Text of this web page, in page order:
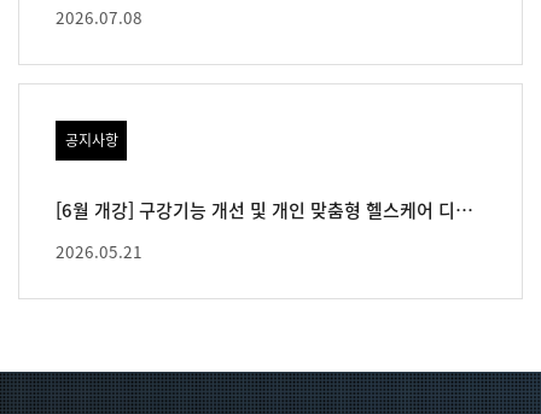
2026.07.08
공지사항
[6월 개강] 구강기능 개선 및 개인 맞춤형 헬스케어 디바이스 개발 역량 향상과정
2026.05.21